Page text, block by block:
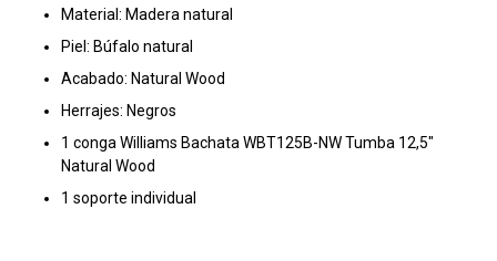
Material: Madera natural
Piel: Búfalo natural
Acabado: Natural Wood
Herrajes: Negros
1 conga Williams Bachata WBT125B-NW Tumba 12,5"
Natural Wood
1 soporte individual